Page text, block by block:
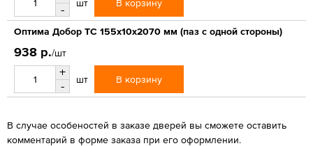
-
шт В корзину
Оптима Добор ТС 155х10х2070 мм (паз с одной стороны)
938 р./шт
+
-
шт В корзину
В случае особеностей в заказе дверей вы сможете оставить
комментарий в форме заказа при его оформлении.